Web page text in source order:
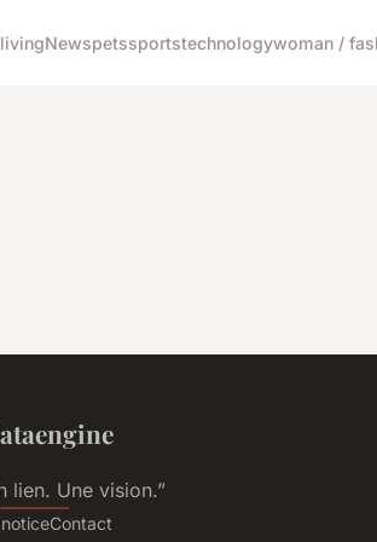
Newspetssportstechnologywoman /
lien. Une vision.”
Contact